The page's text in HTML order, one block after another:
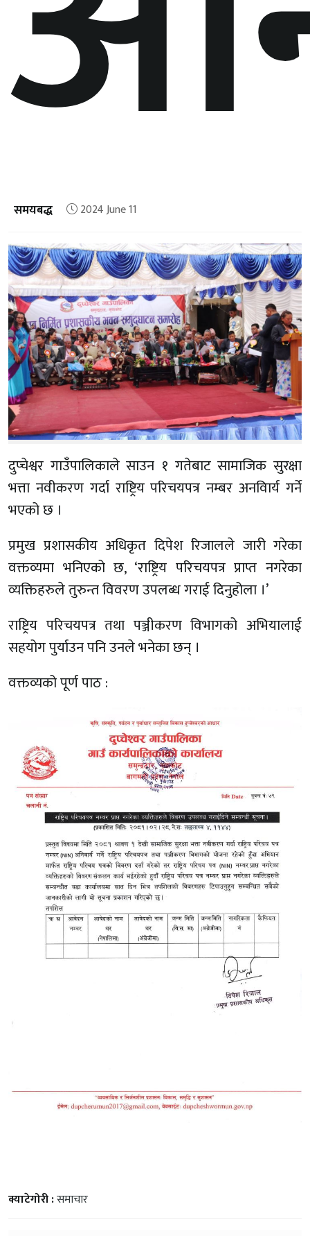
समयबद्ध 2024 June 11
दुप्चेश्वर गाउँपालिकाले साउन १ गतेबाट सामाजिक सुरक्षा
भत्ता नवीकरण गर्दा राष्ट्रिय परिचयपत्र नम्बर अनविार्य गर्ने
भएको छ ।
प्रमुख प्रशासकीय अधिकृत दिपेश रिजालले जारी गरेका
वक्तव्यमा भनिएको छ, ‘राष्ट्रिय परिचयपत्र प्राप्त नगरेका
व्यक्तिहरुले तुरुन्त विवरण उपलब्ध गराई दिनुहोला ।’
राष्ट्रिय परिचयपत्र तथा पञ्जीकरण विभागको अभियालाई
सहयोग पुर्याउन पनि उनले भनेका छन् ।
वक्तव्यको पूर्ण पाठ :
क्याटेगोरी :समाचार